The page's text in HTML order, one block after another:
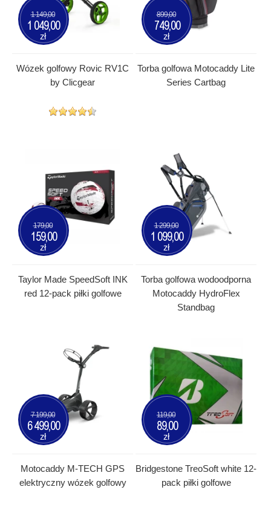
Wózek golfowy Rovic RV1C
by Clicgear
1 149,00
1 049,00
zł
Torba golfowa Motocaddy Lite
Series Cartbag
899,00
749,00
zł
Taylor Made SpeedSoft INK
red 12-pack piłki golfowe
179,00
159,00
zł
Torba golfowa wodoodporna
Motocaddy HydroFlex
Standbag
1 299,00
1 099,00
zł
Motocaddy M-TECH GPS
elektryczny wózek golfowy
7 199,00
6 499,00
zł
Bridgestone TreoSoft white 12-
pack piłki golfowe
119,00
89,00
zł